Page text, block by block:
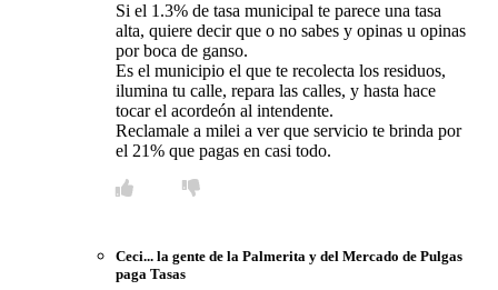
Si el 1.3% de tasa municipal te parece una tasa
alta, quiere decir que o no sabes y opinas u opinas
por boca de ganso.
Es el municipio el que te recolecta los residuos,
ilumina tu calle, repara las calles, y hasta hace
tocar el acordeón al intendente.
Reclamale a milei a ver que servicio te brinda por
el 21% que pagas en casi todo.
Ceci... la gente de la Palmerita y del Mercado de Pulgas
paga Tasas